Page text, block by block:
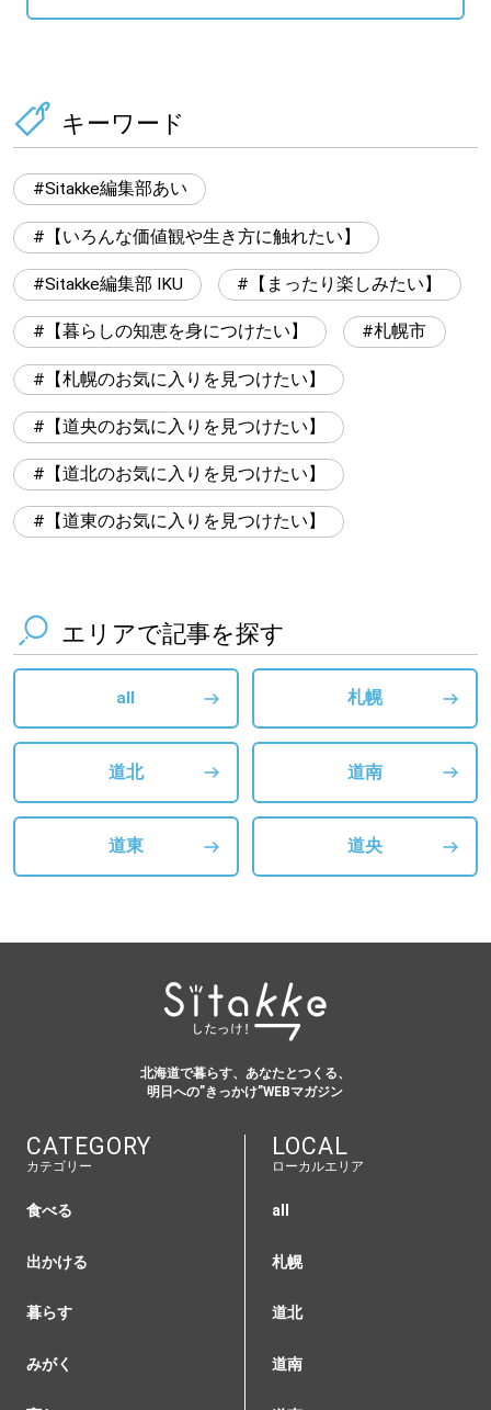
キーワード
Sitakke編集部あい
【いろんな価値観や生き方に触れたい】
Sitakke編集部 IKU 【まったり楽しみたい】
【暮らしの知恵を身につけたい】 札幌市
【札幌のお気に入りを見つけたい】
【道央のお気に入りを見つけたい】
【道北のお気に入りを見つけたい】
【道東のお気に入りを見つけたい】
エリアで記事を探す
all 札幌
道北 道南
道東 道央
北海道で暮らす、あなたとつくる、
明日への”きっかけ”WEBマガジン
CATEGORY
カテゴリー
食べる
出かける
暮らす
みがく
LOCAL
ローカルエリア
all
札幌
道北
道南